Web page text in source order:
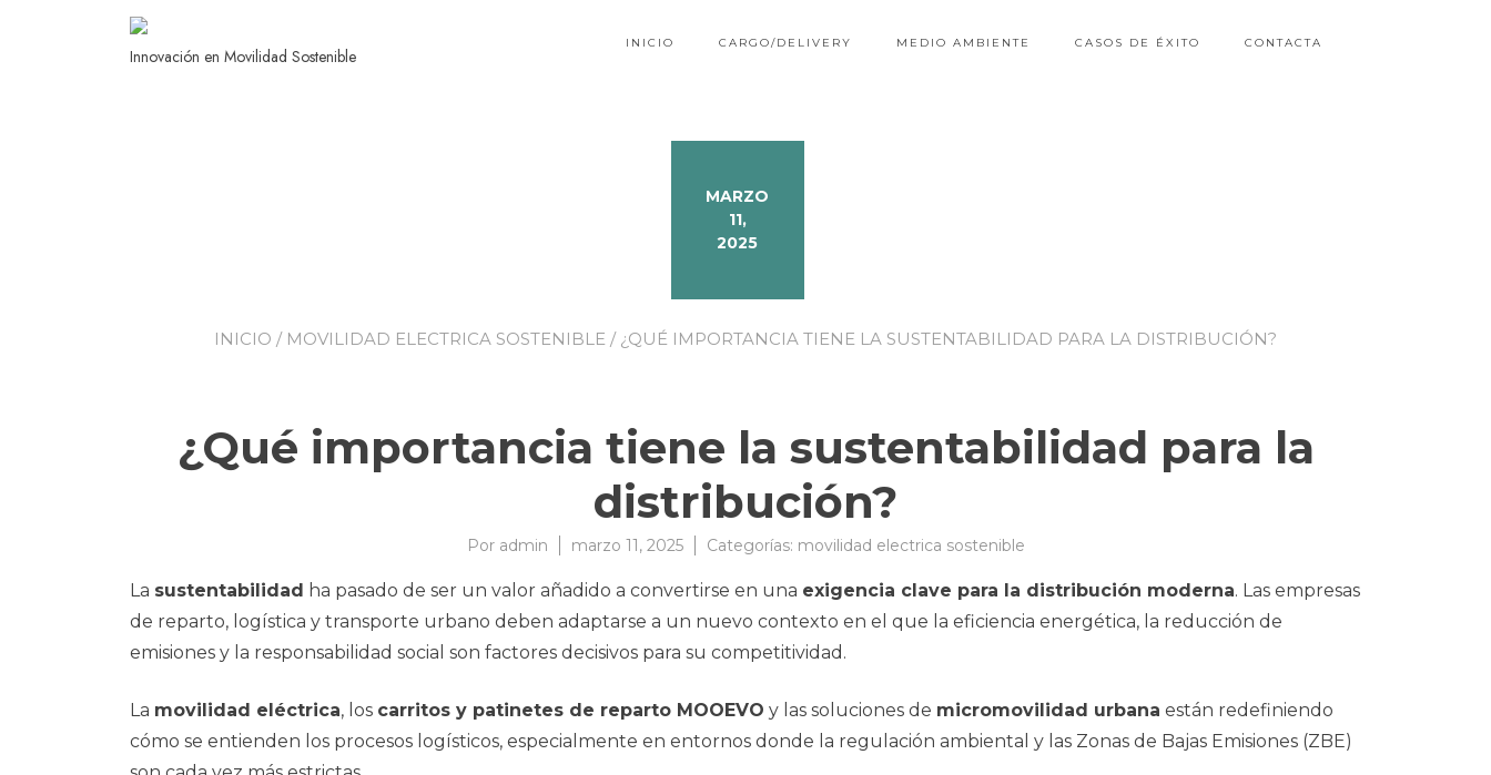
Innovación en Movilidad Sostenible
INICIO CARGO/DELIVERY MEDIO AMBIENTE CASOS DE ÉXITO CONTACTA
MARZO
11,
2025
INICIO / MOVILIDAD ELECTRICA SOSTENIBLE / ¿QUÉ IMPORTANCIA TIENE LA SUSTENTABILIDAD PARA LA DISTRIBUCIÓN?
¿Qué importancia tiene la sustentabilidad para la
distribución?
Por admin marzo 11, 2025 Categorías: movilidad electrica sostenible
La sustentabilidad ha pasado de ser un valor añadido a convertirse en una exigencia clave para la distribución moderna. Las empresas
de reparto, logística y transporte urbano deben adaptarse a un nuevo contexto en el que la eficiencia energética, la reducción de
emisiones y la responsabilidad social son factores decisivos para su competitividad.
La movilidad eléctrica, los carritos y patinetes de reparto MOOEVO y las soluciones de micromovilidad urbana están redefiniendo
cómo se entienden los procesos logísticos, especialmente en entornos donde la regulación ambiental y las Zonas de Bajas Emisiones (ZBE)